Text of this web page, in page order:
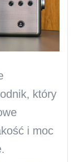
który
i moc